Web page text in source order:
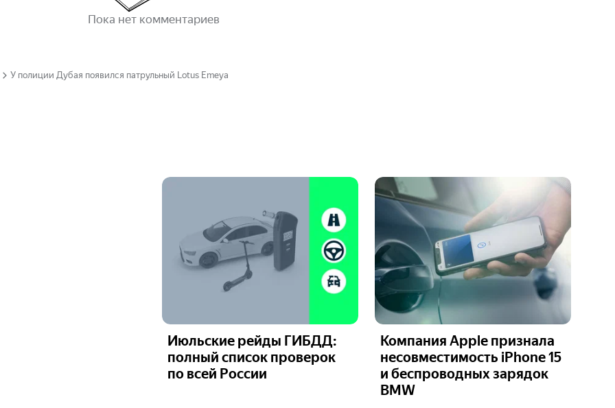
Пока нет комментариев
У полиции Дубая появился патрульный Lotus Emeya
Июльские рейды ГИБДД:
полный список проверок
по всей России
Компания Apple признала
несовместимость iPhone 15
и беспроводных зарядок
BMW